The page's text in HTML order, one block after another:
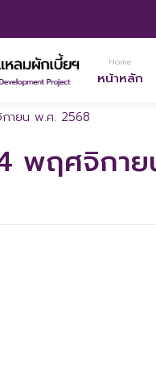
Home
หน้าหลัก
ายน พ.ศ. 2568
พฤศจิกา